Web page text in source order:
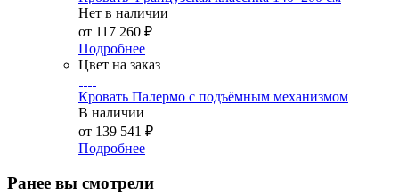
Нет в наличии
от 117 260 ₽
Подробнее
Цвет на заказ
Кровать Палермо с подъёмным механизмом
В наличии
от 139 541 ₽
Подробнее
Ранее вы смотрели